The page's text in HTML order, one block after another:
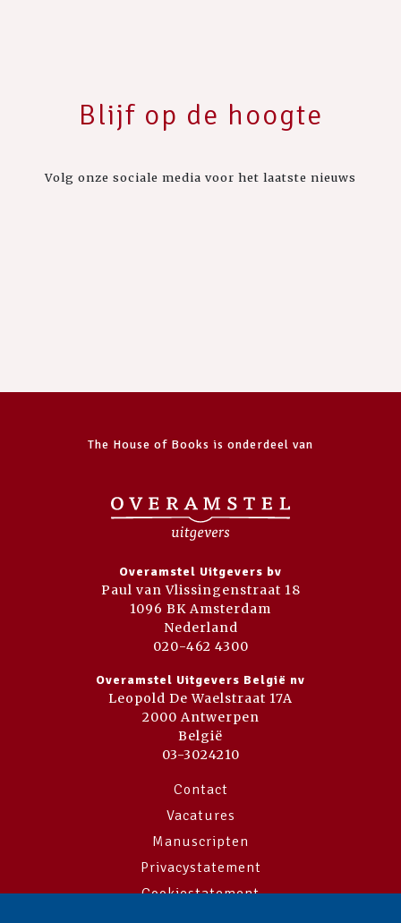
Blijf op de hoogte
Volg onze sociale media voor het laatste nieuws
The House of Books is onderdeel van
Overamstel Uitgevers bv
Paul van Vlissingenstraat 18
1096 BK Amsterdam
Nederland
020-462 4300
Overamstel Uitgevers België nv
Leopold De Waelstraat 17A
2000 Antwerpen
België
03-3024210
Contact
Vacatures
Manuscripten
Privacystatement
Cookiestatement